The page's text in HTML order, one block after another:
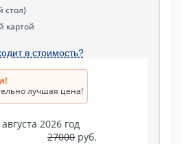
стол)
картой
в стоимость?
лучшая цена!
2026 год
27000 руб.